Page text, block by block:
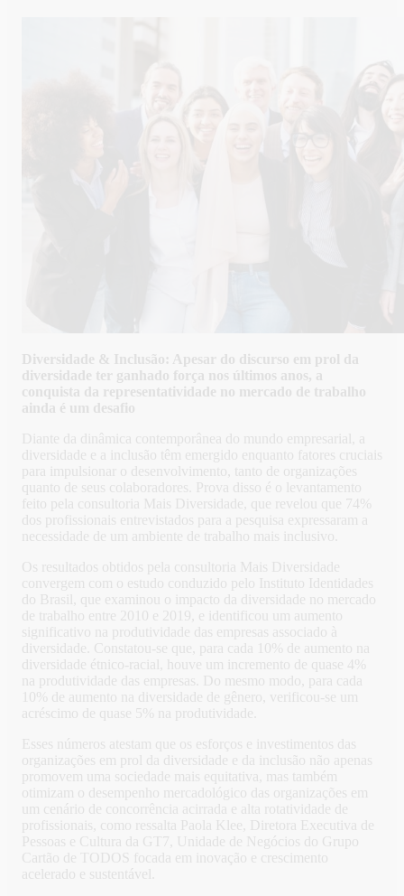
Diversidade & Inclusão: Apesar do discurso em prol da
diversidade ter ganhado força nos últimos anos, a
conquista da representatividade no mercado de trabalho
ainda é um desafio
Diante da dinâmica contemporânea do mundo empresarial, a
diversidade e a inclusão têm emergido enquanto fatores cruciais
para impulsionar o desenvolvimento, tanto de organizações
quanto de seus colaboradores. Prova disso é o levantamento
feito pela consultoria Mais Diversidade, que revelou que 74%
dos profissionais entrevistados para a pesquisa expressaram a
necessidade de um ambiente de trabalho mais inclusivo.
Os resultados obtidos pela consultoria Mais Diversidade
convergem com o estudo conduzido pelo Instituto Identidades
do Brasil, que examinou o impacto da diversidade no mercado
de trabalho entre 2010 e 2019, e identificou um aumento
significativo na produtividade das empresas associado à
diversidade. Constatou-se que, para cada 10% de aumento na
diversidade étnico-racial, houve um incremento de quase 4%
na produtividade das empresas. Do mesmo modo, para cada
10% de aumento na diversidade de gênero, verificou-se um
acréscimo de quase 5% na produtividade.
Esses números atestam que os esforços e investimentos das
organizações em prol da diversidade e da inclusão não apenas
promovem uma sociedade mais equitativa, mas também
otimizam o desempenho mercadológico das organizações em
um cenário de concorrência acirrada e alta rotatividade de
profissionais, como ressalta Paola Klee, Diretora Executiva de
Pessoas e Cultura da GT7, Unidade de Negócios do Grupo
Cartão de TODOS focada em inovação e crescimento
acelerado e sustentável.